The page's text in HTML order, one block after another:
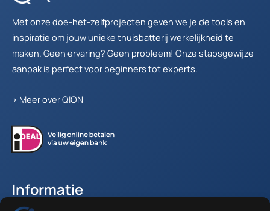
Met onze doe-het-zelfprojecten geven we je de tools en
inspiratie om jouw unieke thuisbatterij werkelijkheid te
maken. Geen ervaring? Geen probleem! Onze stapsgewijze
aanpak is perfect voor beginners tot experts.
> Meer over QION
Informatie